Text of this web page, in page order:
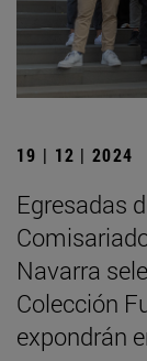
19 | 12 | 2024
Egresadas
Navarra
Colección
expondrán